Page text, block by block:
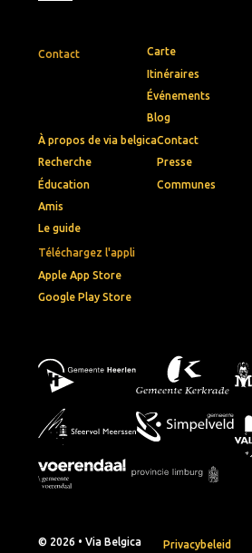
Contact
Téléchargez l'appli
Apple App Store
Google Play Store
Carte
Itinéraires
Événements
Blog
À propos de via belgica
Recherche
Éducation
Amis
Le guide
Contact
Presse
Communes
© 2026 • Via Belgica Privacybeleid